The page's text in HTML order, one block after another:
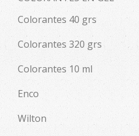
Colorantes 40 grs
Colorantes 320 grs
Colorantes 10 ml
Enco
Wilton